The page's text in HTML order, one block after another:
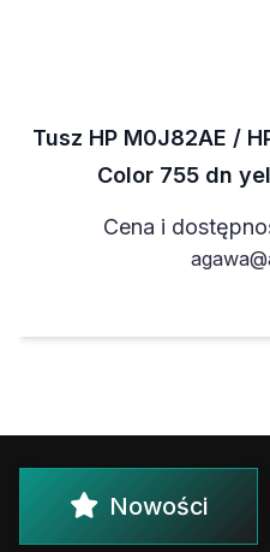
Tusz HP M0J82AE /
Color 755 dn
Cena i
Nowości